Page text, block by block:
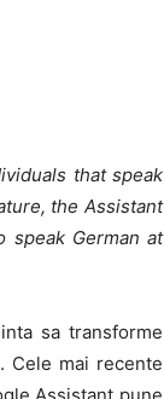
that speak
the Assistant
German at
sa transforme
Cele mai recente